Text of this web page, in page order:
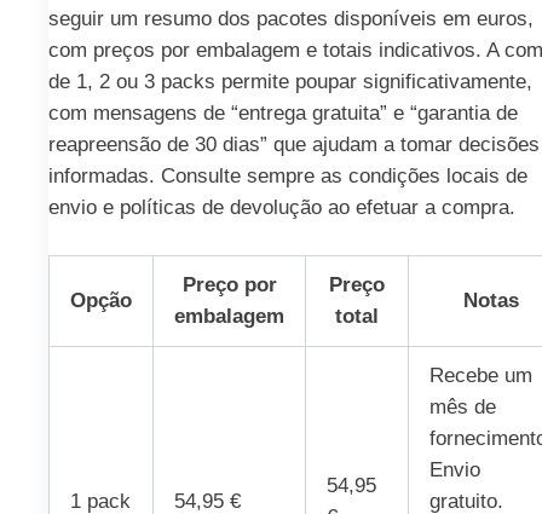
seguir um resumo dos pacotes disponíveis em euros,
com preços por embalagem e totais indicativos. A
de 1, 2 ou 3 packs permite poupar significativamente,
com mensagens de “entrega gratuita” e “garantia de
reapreensão de 30 dias” que ajudam a tomar decisões
informadas. Consulte sempre as condições locais de
envio e políticas de devolução ao efetuar a compra.
Opção
Preço por
embalagem
Preço
total
Notas
1 pack 54,95 €
54,95
Recebe um
mês de
Envio
gratuito.